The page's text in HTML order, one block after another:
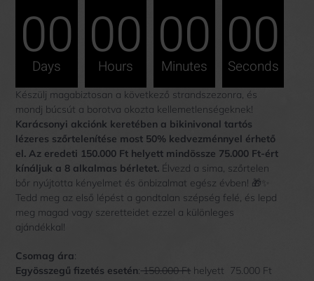
00
Days 00
Hours 00
Minutes 00
Seconds
Készülj magabiztosan a következő strandszezonra, és
mondj búcsút a borotva okozta kellemetlenségeknek!
Karácsonyi akciónk keretében a bikinivonal tartós
lézeres szőrtelenítése most 50% kedvezménnyel érhető
el. Az eredeti 150.000 Ft helyett mindössze 75.000 Ft-ért
kínáljuk a 8 alkalmas bérletet. Élvezd a sima, szőrtelen
bőr nyújtotta kényelmet és önbizalmat egész évben! 🎁✨
Tedd meg az első lépést a gondtalan szépség felé, és lepd
meg magad vagy szeretteidet ezzel a különleges
ajándékkal!
Csomag ára:
Egyösszegű fizetés esetén:150.000 Ft helyett 75.000 Ft